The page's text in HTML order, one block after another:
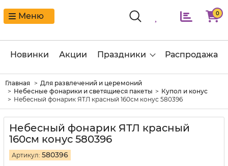
Меню 0
Новинки Акции Праздники Распродажа
Главная
Для развлечений и церемоний
Небесные фонарики и светящиеся пакеты
Купол и конус
Небесный фонарик ЯТЛ красный 160см конус 580396
Небесный фонарик ЯТЛ красный
160см конус 580396
Артикул: 580396